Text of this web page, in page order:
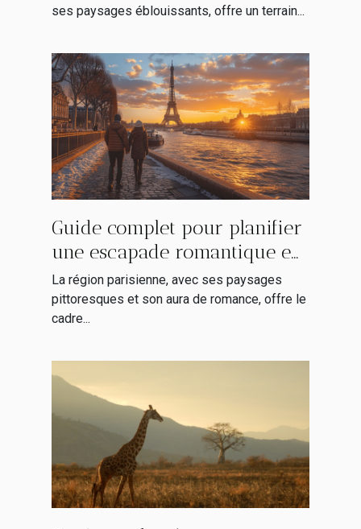
ses paysages éblouissants, offre un terrain...
Guide complet pour planifier
une escapade romantique en
région parisienne
La région parisienne, avec ses paysages
pittoresques et son aura de romance, offre le
cadre...